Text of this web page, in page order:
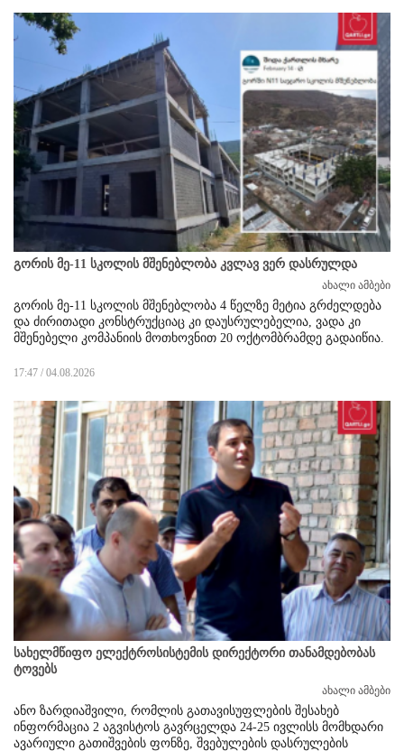
გორის მე-11 სკოლის მშენებლობა კვლავ ვერ დასრულდა
ახალი ამბები
გორის მე-11 სკოლის მშენებლობა 4 წელზე მეტია გრძელდება
და ძირითადი კონსტრუქციაც კი დაუსრულებელია, ვადა კი
მშენებელი კომპანიის მოთხოვნით 20 ოქტომბრამდე გადაიწია.
17:47 / 04.08.2026
სახელმწიფო ელექტროსისტემის დირექტორი თანამდებობას
ტოვებს
ახალი ამბები
ანო ზარდიაშვილი, რომლის გათავისუფლების შესახებ
ინფორმაცია 2 აგვისტოს გავრცელდა 24-25 ივლისს მომხდარი
ავარიული გათიშვების ფონზე, შვებულების დასრულების